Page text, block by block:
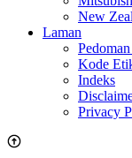
New
Laman
Kode
Indeks
Privacy